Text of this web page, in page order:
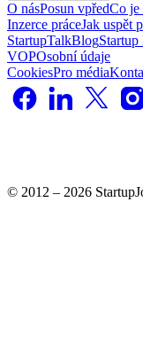
O násPosun vpředCo je
Inzerce práceJak uspět
StartupTalkBlogStartup
VOPOsobní údaje
CookiesPro média
© 2012 – 2026